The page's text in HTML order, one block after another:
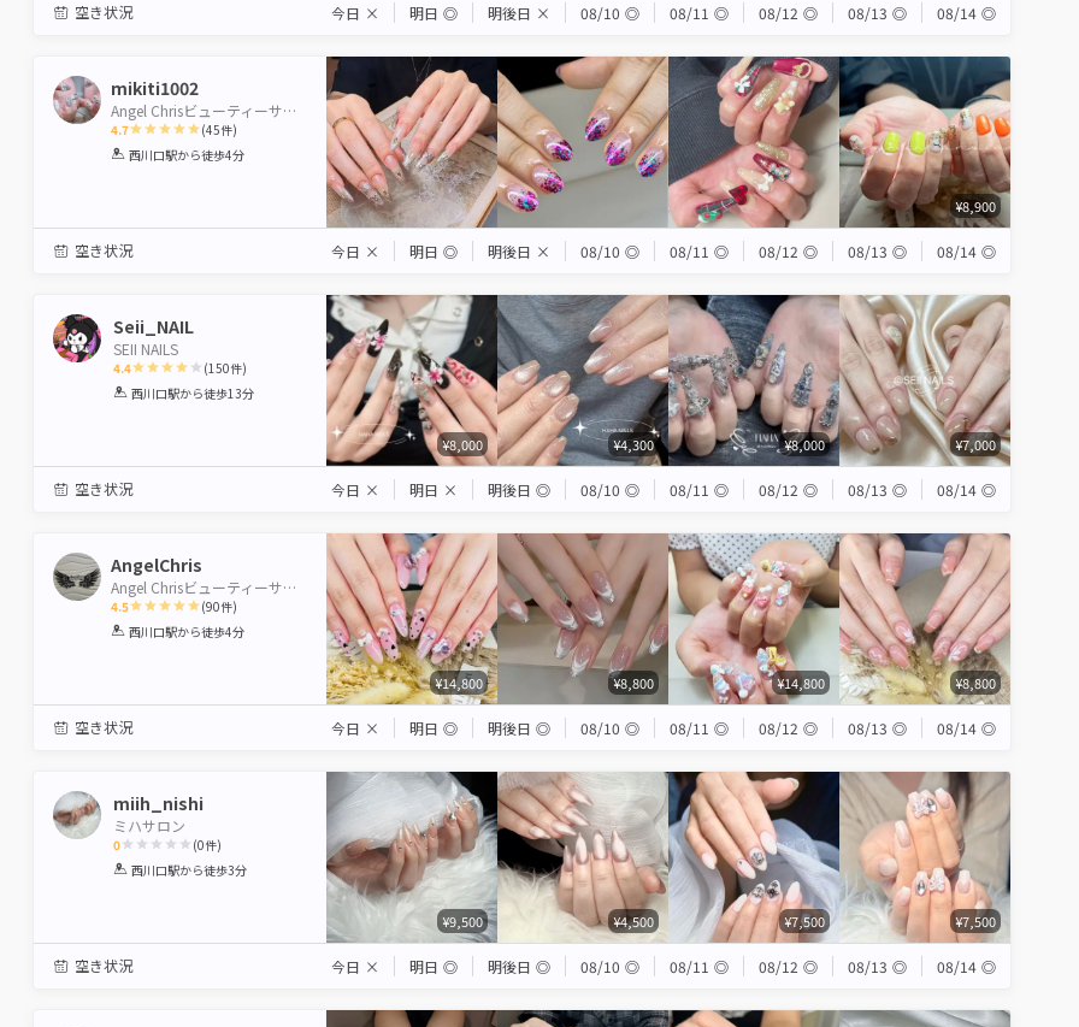
空き状況 今日 × 明日 ◎ 明後日 × 08/10 ◎ 08/11 ◎ 08/12 ◎ 08/13 ◎ 08/14 ◎
mikiti1002
Angel Chrisビューティーサロン西川口店
4.7
1 2 3 4 5
(45件)
西川口駅から徒歩4分
¥8,900
空き状況 今日 × 明日 ◎ 明後日 × 08/10 ◎ 08/11 ◎ 08/12 ◎ 08/13 ◎ 08/14 ◎
Seii_NAIL
SEII NAILS
4.4
1 2 3 4 5
(150件)
西川口駅から徒歩13分
¥8,000 ¥4,300 ¥8,000 ¥7,000
空き状況 今日 × 明日 × 明後日 ◎ 08/10 ◎ 08/11 ◎ 08/12 ◎ 08/13 ◎ 08/14 ◎
AngelChris
Angel Chrisビューティーサロン西川口店
4.5
1 2 3 4 5
(90件)
西川口駅から徒歩4分
¥14,800 ¥8,800 ¥14,800 ¥8,800
空き状況 今日 × 明日 ◎ 明後日 ◎ 08/10 ◎ 08/11 ◎ 08/12 ◎ 08/13 ◎ 08/14 ◎
miih_nishi
ミハサロン
0
1 2 3 4 5
(0件)
西川口駅から徒歩3分
¥9,500 ¥4,500 ¥7,500 ¥7,500
空き状況 今日 × 明日 ◎ 明後日 ◎ 08/10 ◎ 08/11 ◎ 08/12 ◎ 08/13 ◎ 08/14 ◎